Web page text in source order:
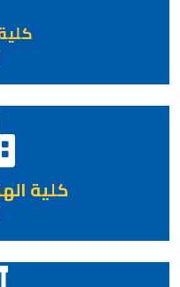
كلية